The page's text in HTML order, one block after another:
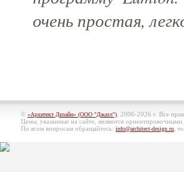
очень простая,
© «Архитект Дизайн» (ООО "Джазл") , 2006-2026 г. Все
Цены, указанные на сайте, являются
По всем вопросам обращайтесь: info@architect-design.ru ,